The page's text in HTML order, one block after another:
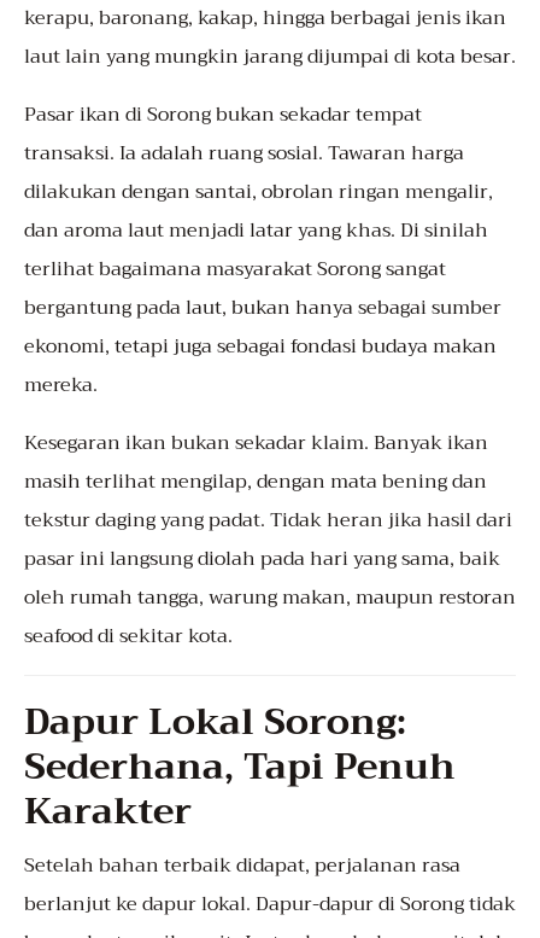
kerapu, baronang, kakap, hingga berbagai jenis ikan
laut lain yang mungkin jarang dijumpai di kota besar.
Pasar ikan di Sorong bukan sekadar tempat
transaksi. Ia adalah ruang sosial. Tawaran harga
dilakukan dengan santai, obrolan ringan mengalir,
dan aroma laut menjadi latar yang khas. Di sinilah
terlihat bagaimana masyarakat Sorong sangat
bergantung pada laut, bukan hanya sebagai sumber
ekonomi, tetapi juga sebagai fondasi budaya makan
mereka.
Kesegaran ikan bukan sekadar klaim. Banyak ikan
masih terlihat mengilap, dengan mata bening dan
tekstur daging yang padat. Tidak heran jika hasil dari
pasar ini langsung diolah pada hari yang sama, baik
oleh rumah tangga, warung makan, maupun restoran
seafood di sekitar kota.
Dapur Lokal Sorong:
Sederhana, Tapi Penuh
Karakter
Setelah bahan terbaik didapat, perjalanan rasa
berlanjut ke dapur lokal. Dapur-dapur di Sorong tidak